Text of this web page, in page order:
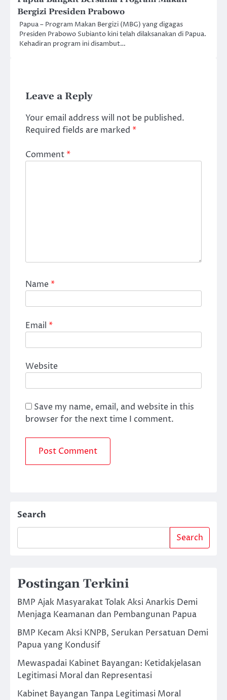
Bergizi Presiden Prabowo
Papua – Program Makan Bergizi (MBG) yang digagas
Presiden Prabowo Subianto kini telah dilaksanakan di Papua.
Kehadiran program ini disambut…
Leave a Reply
Your email address will not be published.
Required fields are marked *
Comment*
Name*
Email *
Website
Save my name, email, and website in this
browser for the next time I comment.
Search
Search
Postingan Terkini
BMP Ajak Masyarakat Tolak Aksi Anarkis Demi
Menjaga Keamanan dan Pembangunan Papua
BMP Kecam Aksi KNPB, Serukan Persatuan Demi
Papua yang Kondusif
Mewaspadai Kabinet Bayangan: Ketidakjelasan
Legitimasi Moral dan Representasi
Kabinet Bayangan Tanpa Legitimasi Moral